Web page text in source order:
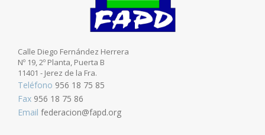
Calle Diego Fernández Herrera
Nº 19, 2º Planta, Puerta B
11401 - Jerez de la Fra.
Teléfono 956 18 75 85
Fax 956 18 75 86
Email federacion@fapd.org